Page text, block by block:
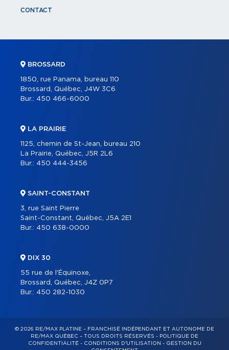
CONTACT
BROSSARD
1850, rue Panama, bureau 110
Brossard, Québec, J4W 3C6
Bur.: 450 466-6000
LA PRAIRIE
1125, chemin de St-Jean, bureau 210
La Prairie, Québec, J5R 2L6
Bur.: 450 444-3456
SAINT-CONSTANT
3, rue Saint Pierre
Saint-Constant, Québec, J5A 2E1
Bur.: 450 638-0000
DIX 30
55 rue de l'Équinoxe,
Brossard, Québec, J4Z 0P7
Bur.: 450 282-1030
© 2026 RE/MAX PLATINE – FRANCHISÉ INDÉPENDANT ET AUTONOME DE
RE/MAX QUÉBEC – TOUS DROITS RÉSERVÉS - POLITIQUE DE
CONFIDENTIALITÉ- CONDITIONS D'UTILISATION - GESTION DU